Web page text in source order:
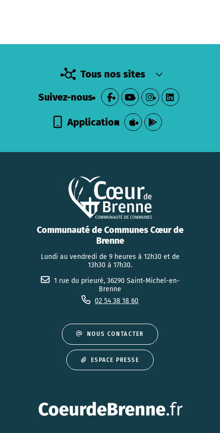
Tous nos sites
Suivez-nous
Application
Communauté de Communes Cœur de
Brenne
Lundi au vendredi de 9 heures à 12h30 et de
13h30 à 17h30.
1 rue du prieuré, 36290 Saint-Michel-en-
Brenne
02 54 38 18 60
NOUS CONTACTER
ESPACE PRESSE